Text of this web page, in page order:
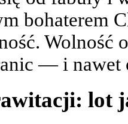
bohaterem
Wolność
— i nawet
lot